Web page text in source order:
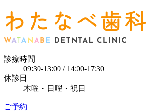
診療時間
09:30-13:00 / 14:00-17:30
休診日
木曜・日曜・祝日
ご予約